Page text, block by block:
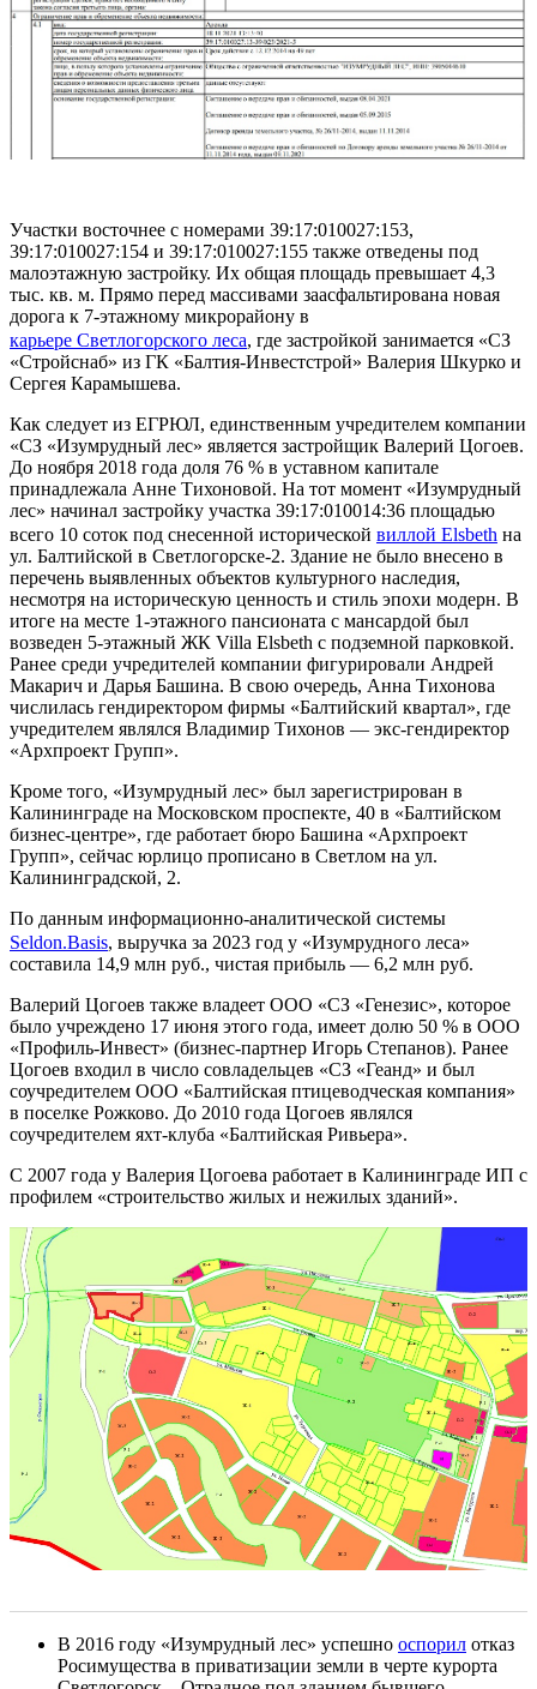
Участки восточнее с номерами 39:17:010027:153,
39:17:010027:154 и 39:17:010027:155 также отведены под
малоэтажную застройку. Их общая площадь превышает 4,3
тыс. кв. м. Прямо перед массивами заасфальтирована новая
дорога к 7-этажному микрорайону в
карьере Светлогорского леса, где застройкой занимается «СЗ
«Стройснаб» из ГК «Балтия-Инвестстрой» Валерия Шкурко и
Сергея Карамышева.
Как следует из ЕГРЮЛ, единственным учредителем компании
«СЗ «Изумрудный лес» является застройщик Валерий Цогоев.
До ноября 2018 года доля 76 % в уставном капитале
принадлежала Анне Тихоновой. На тот момент «Изумрудный
лес» начинал застройку участка 39:17:010014:36 площадью
всего 10 соток под снесенной исторической виллой Elsbeth на
ул. Балтийской в Светлогорске-2. Здание не было внесено в
перечень выявленных объектов культурного наследия,
несмотря на историческую ценность и стиль эпохи модерн. В
итоге на месте 1-этажного пансионата с мансардой был
возведен 5-этажный ЖК Villa Elsbeth с подземной парковкой.
Ранее среди учредителей компании фигурировали Андрей
Макарич и Дарья Башина. В свою очередь, Анна Тихонова
числилась гендиректором фирмы «Балтийский квартал», где
учредителем являлся Владимир Тихонов — экс-гендиректор
«Архпроект Групп».
Кроме того, «Изумрудный лес» был зарегистрирован в
Калининграде на Московском проспекте, 40 в «Балтийском
бизнес-центре», где работает бюро Башина «Архпроект
Групп», сейчас юрлицо прописано в Светлом на ул.
Калининградской, 2.
По данным информационно-аналитической системы
Seldon.Basis, выручка за 2023 год у «Изумрудного леса»
составила 14,9 млн руб., чистая прибыль — 6,2 млн руб.
Валерий Цогоев также владеет ООО «СЗ «Генезис», которое
было учреждено 17 июня этого года, имеет долю 50 % в ООО
«Профиль-Инвест» (бизнес-партнер Игорь Степанов). Ранее
Цогоев входил в число совладельцев «СЗ «Геанд» и был
соучредителем ООО «Балтийская птицеводческая компания»
в поселке Рожково. До 2010 года Цогоев являлся
соучредителем яхт-клуба «Балтийская Ривьера».
С 2007 года у Валерия Цогоева работает в Калининграде ИП с
профилем «строительство жилых и нежилых зданий».
В 2016 году «Изумрудный лес» успешно оспорил отказ
Росимущества в приватизации земли в черте курорта